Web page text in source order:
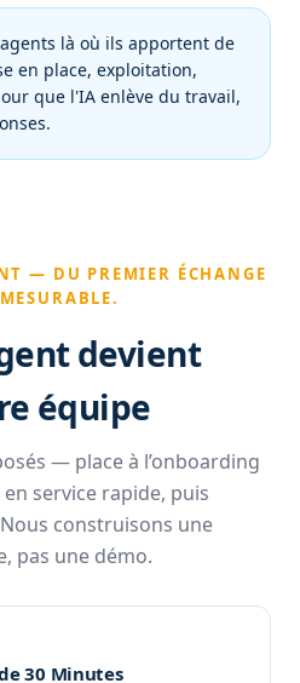
là où ils apportent de
en place, exploitation,
que l'IA enlève du travail,
— DU PREMIER ÉCHANGE
devient
équipe
— place à l’onboarding
service rapide, puis
construisons une
pas une démo.
30 Minutes